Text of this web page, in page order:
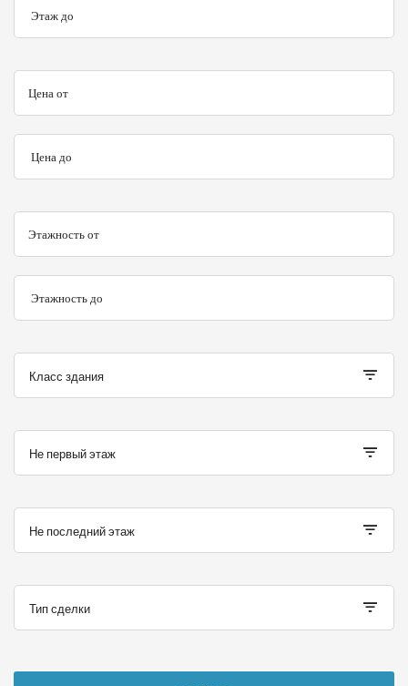
Этаж до
Цена от
Цена до
Этажность от
Этажность до
Класс здания
Не первый этаж
Не последний этаж
Тип сделки